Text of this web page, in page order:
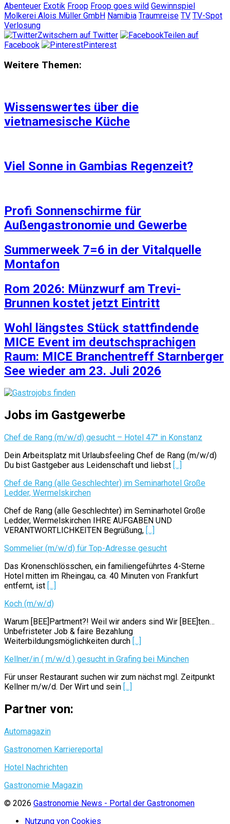
Abenteuer Exotik Froop Froop goes wild Gewinnspiel
Molkerei Alois Müller GmbH Namibia Traumreise TV TV-Spot
Verlosung
Zwitschern auf Twitter
Teilen auf
Facebook
Pinterest
Weitere Themen:
Wissenswertes über die
vietnamesische Küche
Viel Sonne in Gambias Regenzeit?
Profi Sonnenschirme für
Außengastronomie und Gewerbe
Summerweek 7=6 in der Vitalquelle
Montafon
Rom 2026: Münzwurf am Trevi-
Brunnen kostet jetzt Eintritt
Wohl längstes Stück stattfindende
MICE Event im deutschsprachigen
Raum: MICE Branchentreff Starnberger
See wieder am 23. Juli 2026
Jobs im Gastgewerbe
Chef de Rang (m/w/d) gesucht – Hotel 47° in Konstanz
Dein Arbeitsplatz mit Urlaubsfeeling Chef de Rang (m/w/d)
Du bist Gastgeber aus Leidenschaft und liebst [...]
Chef de Rang (alle Geschlechter) im Seminarhotel Große
Ledder, Wermelskirchen
Chef de Rang (alle Geschlechter) im Seminarhotel Große
Ledder, Wermelskirchen IHRE AUFGABEN UND
VERANTWORTLICHKEITEN Begrüßung, [...]
Sommelier (m/w/d) für Top-Adresse gesucht
Das Kronenschlösschen, ein familiengeführtes 4-Sterne
Hotel mitten im Rheingau, ca. 40 Minuten von Frankfurt
entfernt, ist [...]
Koch (m/w/d)
Warum [BEE]Partment?! Weil wir anders sind Wir [BEE]ten…
Unbefristeter Job & faire Bezahlung
Weiterbildungsmöglichkeiten durch [...]
Kellner/in ( m/w/d ) gesucht in Grafing bei München
Für unser Restaurant suchen wir zum nächst mgl. Zeitpunkt
Kellner m/w/d. Der Wirt und sein [...]
Partner von:
Automagazin
Gastronomen Karriereportal
Hotel Nachrichten
Gastronomie Magazin
© 2026 Gastronomie News - Portal der Gastronomen
Nutzung von Cookies